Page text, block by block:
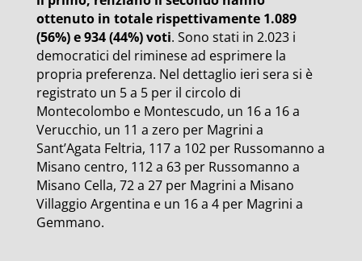
ottenuto in totale rispettivamente 1.089
(56%) e 934 (44%) voti. Sono stati in 2.023 i
democratici del riminese ad esprimere la
propria preferenza. Nel dettaglio ieri sera si è
registrato un 5 a 5 per il circolo di
Montecolombo e Montescudo, un 16 a 16 a
Verucchio, un 11 a zero per Magrini a
Sant’Agata Feltria, 117 a 102 per Russomanno a
Misano centro, 112 a 63 per Russomanno a
Misano Cella, 72 a 27 per Magrini a Misano
Villaggio Argentina e un 16 a 4 per Magrini a
Gemmano.